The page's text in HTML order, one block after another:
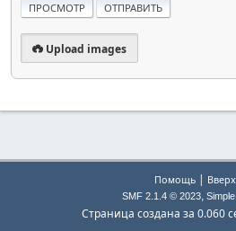
Upload images
Помощь|
SMF 2.1.4 © 2023,
Страница создана за 0.060